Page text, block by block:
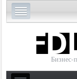
Бизнес-